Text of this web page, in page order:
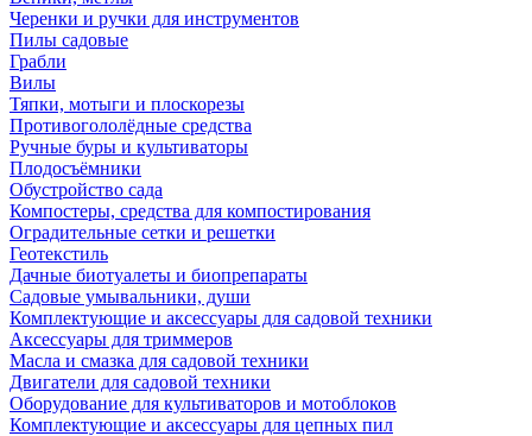
Черенки и ручки для инструментов
Пилы садовые
Грабли
Вилы
Тяпки, мотыги и плоскорезы
Противогололёдные средства
Ручные буры и культиваторы
Плодосъёмники
Обустройство сада
Компостеры, средства для компостирования
Оградительные сетки и решетки
Геотекстиль
Дачные биотуалеты и биопрепараты
Садовые умывальники, души
Комплектующие и аксессуары для садовой техники
Аксессуары для триммеров
Масла и смазка для садовой техники
Двигатели для садовой техники
Оборудование для культиваторов и мотоблоков
Комплектующие и аксессуары для цепных пил